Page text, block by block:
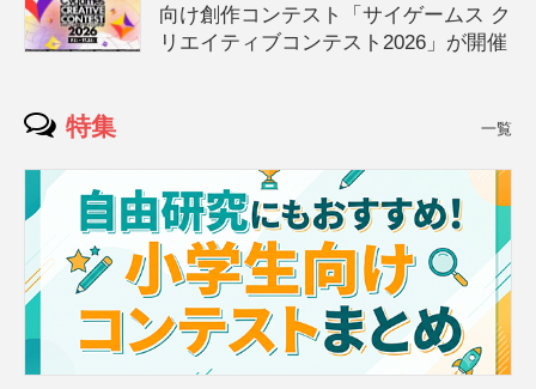
向け創作コンテスト「サイゲームス ク
リエイティブコンテスト2026」が開催
特集 一覧